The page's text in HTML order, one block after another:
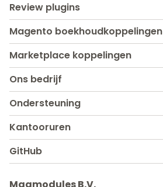
Review plugins
Magento boekhoudkoppelingen
Marketplace koppelingen
Ons bedrijf
Ondersteuning
Kantooruren
GitHub